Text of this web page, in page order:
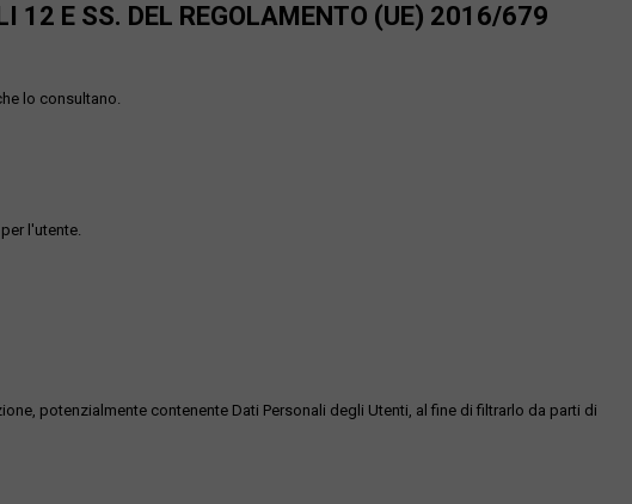
12 E SS. DEL REGOLAMENTO (UE) 2016/679
lo consultano.
l'utente.
potenzialmente contenente Dati Personali degli Utenti, al fine di filtrarlo da parti di